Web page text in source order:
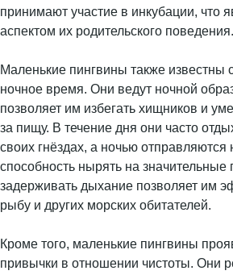
принимают участие в инкубации, что
аспектом их родительского поведения.
Маленькие пингвины также известны
ночное время. Они ведут ночной
позволяет им избегать хищников и
за пищу. В течение дня они часто
своих гнёздах, а ночью отправляются
способность нырять на значительные
задерживать дыхание позволяет им
рыбу и других морских обитателей.
Кроме того, маленькие пингвины
привычки в отношении чистоты. Они